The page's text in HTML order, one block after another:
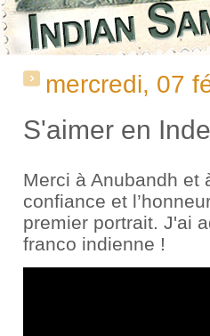
mercredi, 07
S'aimer en
Merci à Anubandh et
confiance et
premier portrait. J'ai
franco indienne !